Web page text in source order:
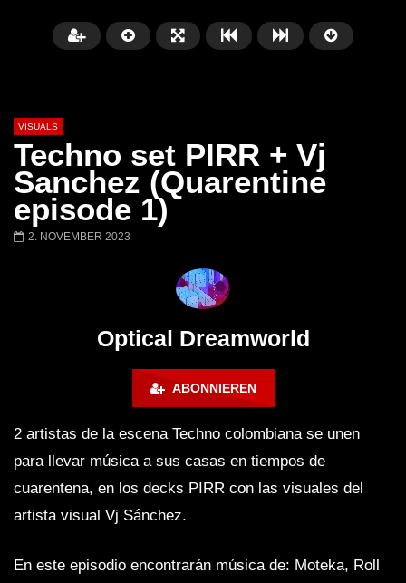
01:20:20
ANDATA | Adam Beyer | Thomas
Schumacher | Space 92 | UMEK |
VISUALS
Techno set PIRR + Vj
Sanchez (Quarentine
episode 1)
2. NOVEMBER 2023
Optical Dreamworld
ABONNIEREN
2 artistas de la escena Techno colombiana se unen
para llevar música a sus casas en tiempos de
cuarentena, en los decks PIRR con las visuales del
artista visual Vj Sánchez.
En este episodio encontrarán música de: Moteka, Roll